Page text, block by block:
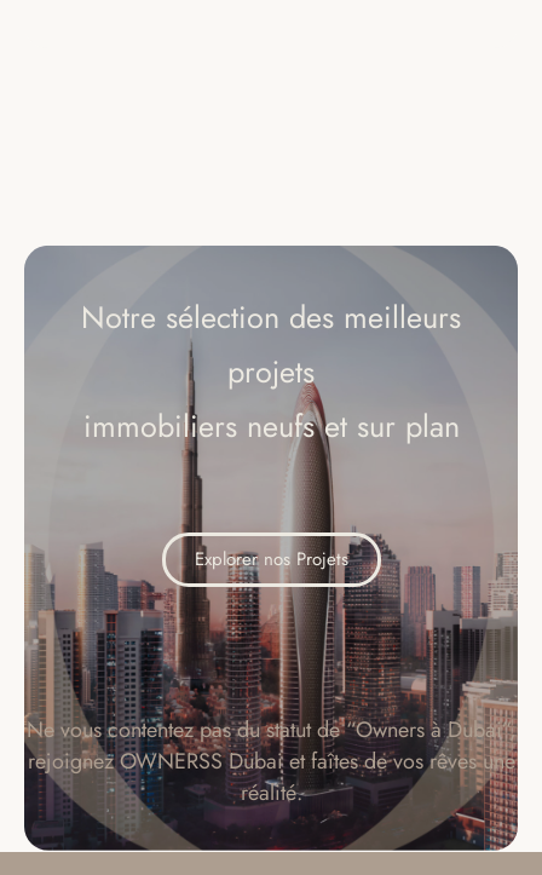
Notre sélection des meilleurs
projets
immobiliers neufs et sur plan
Explorer nos Projets
Ne vous contentez pas du statut de “Owners à Dubai”,
rejoignez OWNERSS Dubai et faîtes de vos rêves une
réalité.